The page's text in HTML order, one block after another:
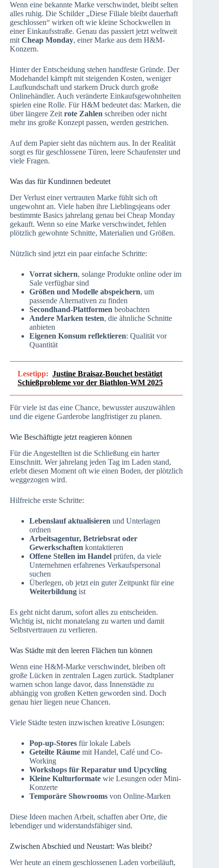
Wenn eine bekannte Marke verschwindet, bleibt selten
alles ruhig. Die Schilder „Diese Filiale bleibt dauerhaft
geschlossen“ wirken oft wie kleine Schockwellen in
einer Einkaufsstraße. Genau das passiert jetzt weltweit
mit Cheap Monday, einer Marke aus dem H&M-
Konzern.
Hinter der Entscheidung stehen handfeste Gründe. Der
Modehandel kämpft mit steigenden Kosten, weniger
Laufkundschaft und starkem Druck durch große
Onlinehändler. Auch veränderte Einkaufsgewohnheiten
spielen eine Rolle. Für H&M bedeutet das: Marken, die
über längere Zeit rote Zahlen schreiben oder nicht
mehr ins große Konzept passen, werden gestrichen.
Auf dem Papier sieht das nüchtern aus. In der Realität
sorgt es für geschlossene Türen, leere Schaufenster und
viele Fragen.
Was das für Kundinnen bedeutet
Der Verlust einer vertrauten Marke fühlt sich oft
ungewohnt an. Viele haben ihre Lieblingsjeans oder
bestimmte Basics jahrelang genau bei Cheap Monday
gekauft. Wenn so eine Marke verschwindet, fehlen
plötzlich gewohnte Schnitte, Materialien und Größen.
Nützlich sind jetzt ein paar einfache Schritte:
Vorrat sichern, solange Produkte online oder im
Sale verfügbar sind
Größen und Modelle abspeichern, um
passende Alternativen zu finden
Secondhand-Plattformen beobachten
Andere Marken testen, die ähnliche Schnitte
anbieten
Eigenen Konsum reflektieren: Qualität vor
Quantität
Lesetipp: Justine Braisaz-Bouchet bestätigt
Schießprobleme vor der Biathlon-WM 2025
Für viele ist das eine Chance, bewusster auszuwählen
und die eigene Garderobe langfristiger zu planen.
Wie Beschäftigte jetzt reagieren können
Für die Angestellten ist die Schließung ein harter
Einschnitt. Wer jahrelang jeden Tag im Laden stand,
erlebt diesen Moment oft wie einen Boden, der plötzlich
weggezogen wird.
Hilfreiche erste Schritte:
Lebenslauf aktualisieren und Unterlagen
ordnen
Arbeitsagentur, Betriebsrat oder
Gewerkschaften kontaktieren
Offene Stellen im Handel prüfen, da viele
Unternehmen erfahrenes Verkaufspersonal
suchen
Überlegen, ob jetzt ein guter Zeitpunkt für eine
Weiterbildung ist
Es geht nicht darum, sofort alles zu entscheiden.
Wichtig ist, nicht monatelang zu warten und damit
Selbstvertrauen zu verlieren.
Was Städte mit den leeren Flächen tun können
Wenn eine H&M-Marke verschwindet, bleiben oft
große Lücken in zentralen Lagen zurück. Stadtplaner
warnen schon lange davor, dass Innenstädte zu
abhängig von großen Ketten geworden sind. Doch
genau hier liegen neue Chancen.
Viele Städte testen inzwischen kreative Lösungen:
Pop-up-Stores für lokale Labels
Geteilte Räume mit Handel, Café und Co-
Working
Workshops für Reparatur und Upcycling
Kleine Kulturformate wie Lesungen oder Mini-
Konzerte
Temporäre Showrooms von Online-Marken
Diese Ideen machen Arbeit, schaffen aber Orte, die
lebendiger und widerstandsfähiger sind.
Zwischen Abschied und Neustart: Was bleibt?
Wer heute an einem geschlossenen Laden vorbeiläuft,